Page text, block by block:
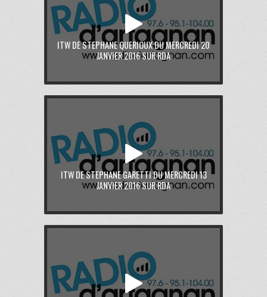
ITW DE STEPHANE QUERIOUX DU MERCREDI 20
JANVIER 2016 SUR RDA
ITW DE STEPHANE GARETTI DU MERCREDI 13
JANVIER 2016 SUR RDA